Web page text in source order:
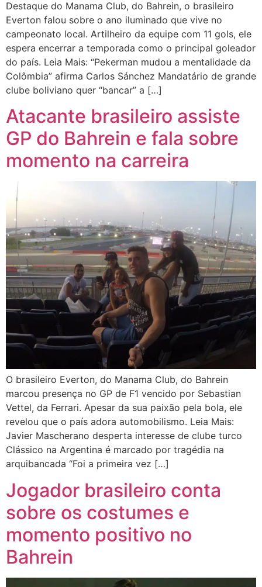
Destaque do Manama Club, do Bahrein, o brasileiro
Everton falou sobre o ano iluminado que vive no
campeonato local. Artilheiro da equipe com 11 gols, ele
espera encerrar a temporada como o principal goleador
do país. Leia Mais: “Pekerman mudou a mentalidade da
Colômbia” afirma Carlos Sánchez Mandatário de grande
clube boliviano quer “bancar” a […]
Atacante brasileiro assiste
GP do Bahrein e fala sobre
momento na carreira
O brasileiro Everton, do Manama Club, do Bahrein
marcou presença no GP de F1 vencido por Sebastian
Vettel, da Ferrari. Apesar da sua paixão pela bola, ele
revelou que o país adora automobilismo. Leia Mais:
Javier Mascherano desperta interesse de clube turco
Clássico na Argentina é marcado por tragédia na
arquibancada “Foi a primeira vez […]
Jogador brasileiro conta
sobre os costumes e
momento positivo no
Bahrein